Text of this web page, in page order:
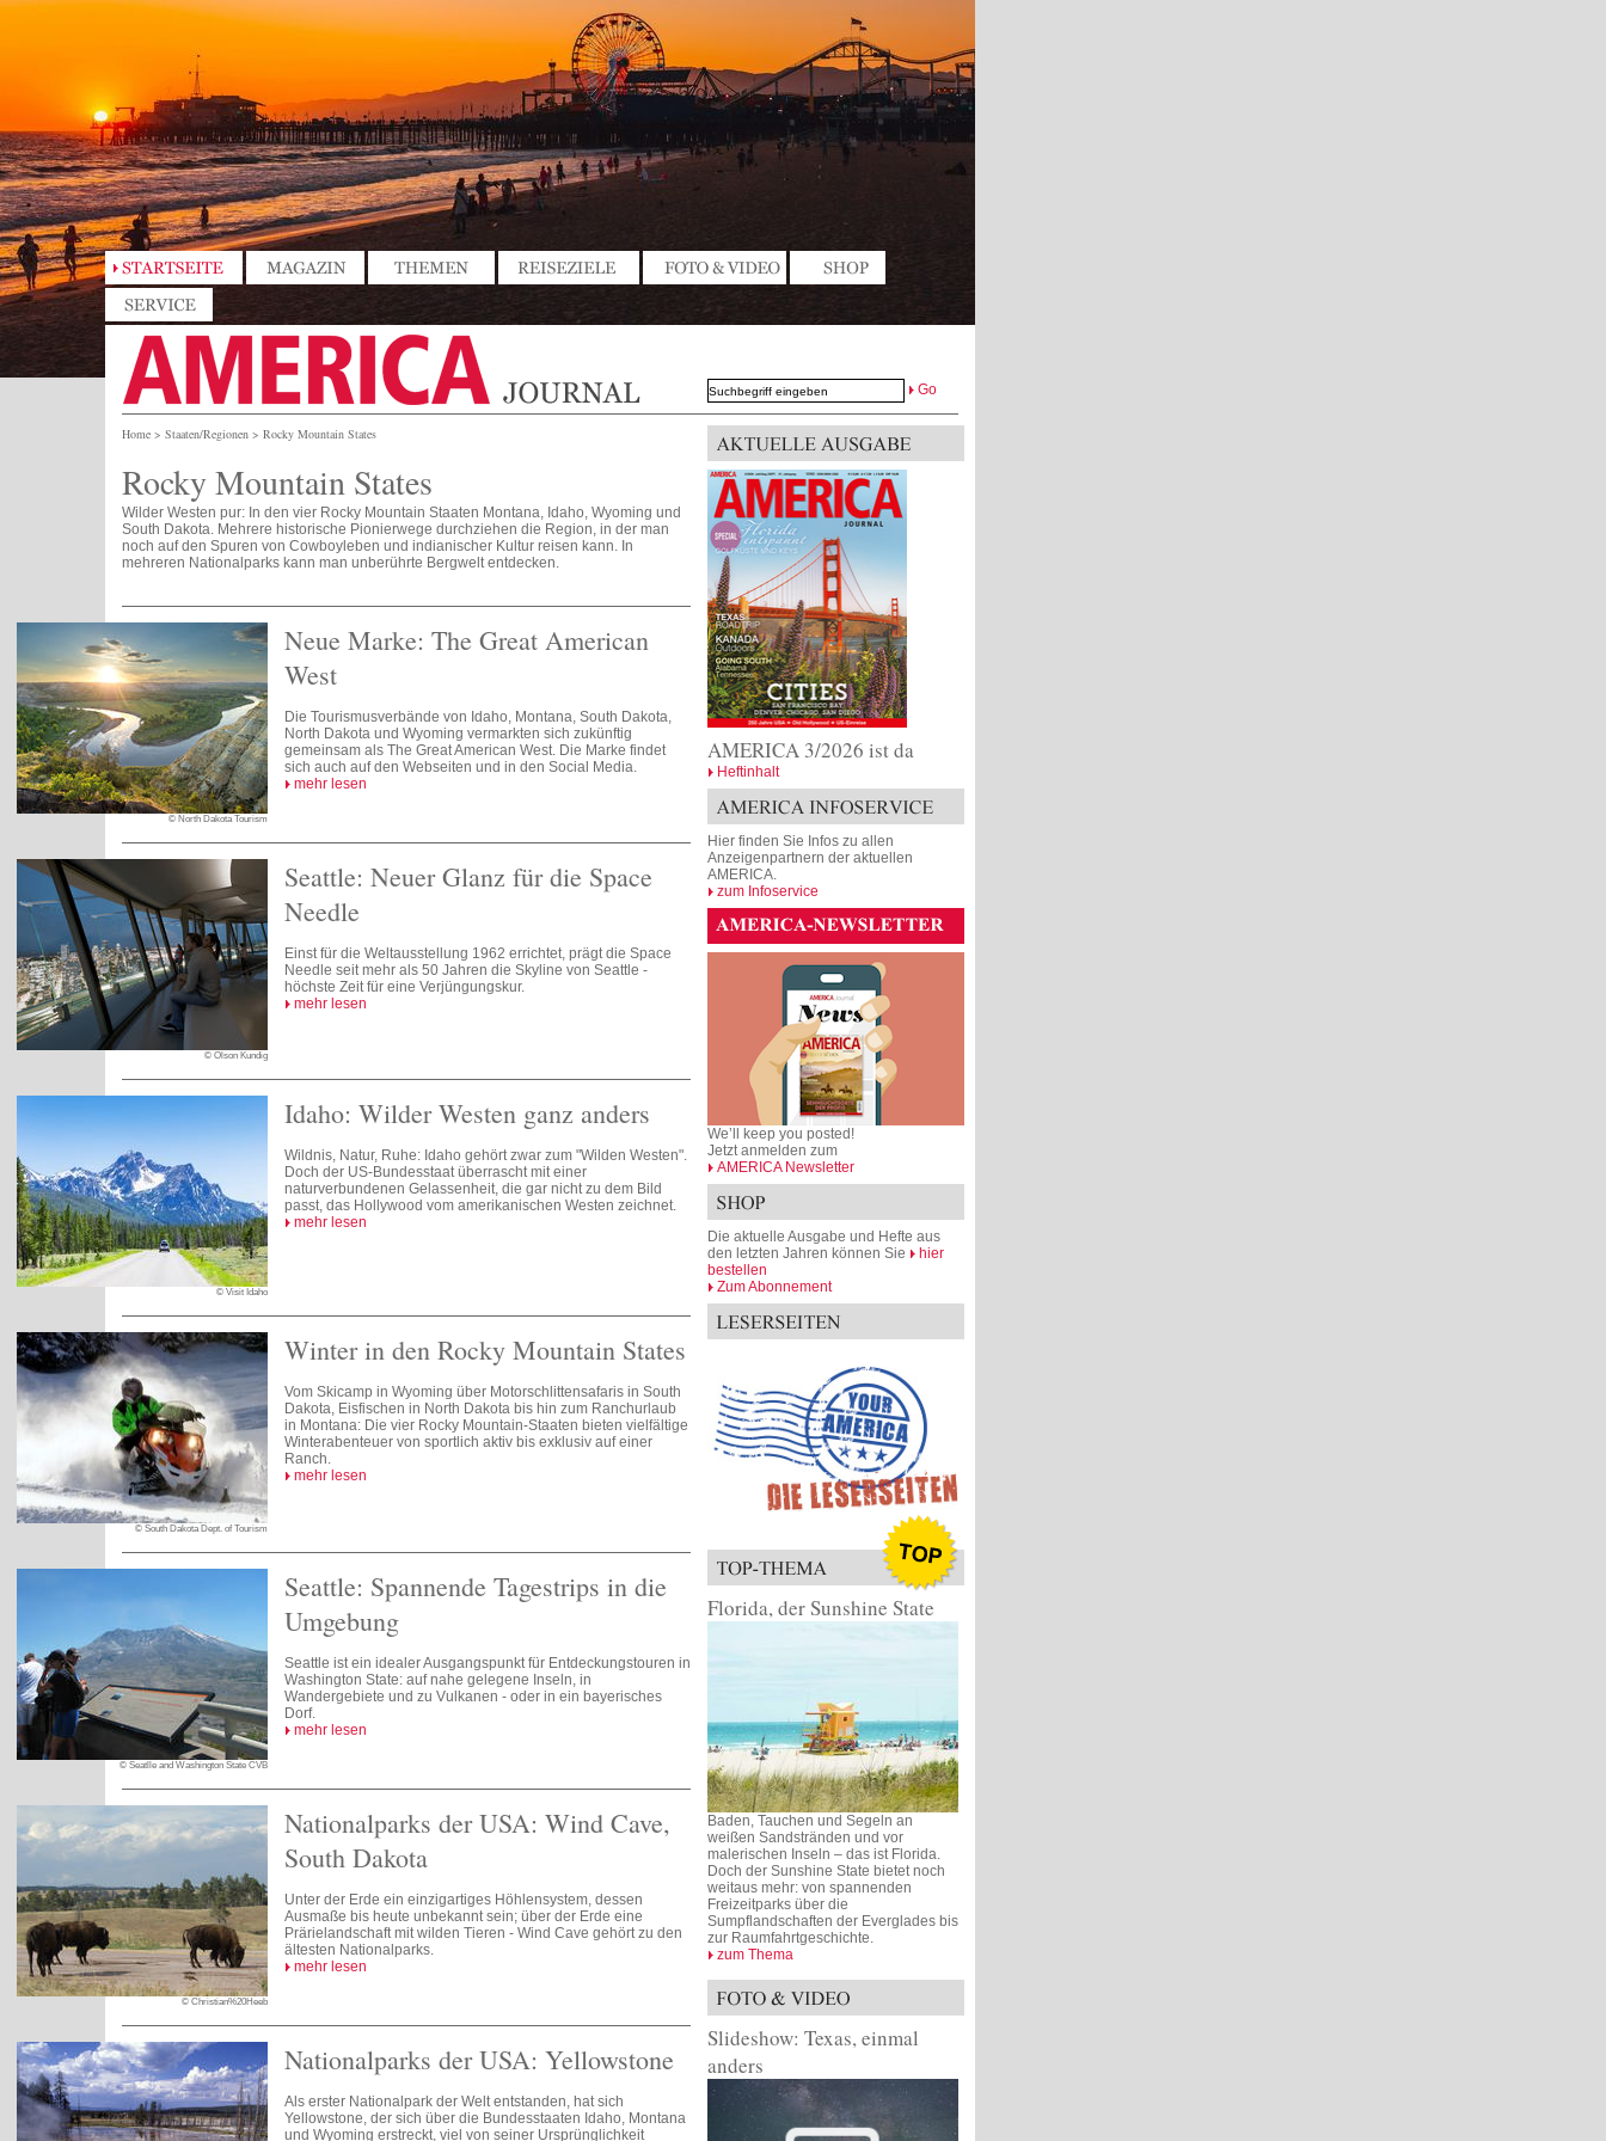
Go
Home > Staaten/Regionen > Rocky Mountain States
Rocky Mountain States
Wilder Westen pur: In den vier Rocky Mountain Staaten Montana, Idaho, Wyoming und
South Dakota. Mehrere historische Pionierwege durchziehen die Region, in der man
noch auf den Spuren von Cowboyleben und indianischer Kultur reisen kann. In
mehreren Nationalparks kann man unberührte Bergwelt entdecken.
© North Dakota Tourism
Neue Marke: The Great American
West
Die Tourismusverbände von Idaho, Montana, South Dakota,
North Dakota und Wyoming vermarkten sich zukünftig
gemeinsam als The Great American West. Die Marke findet
sich auch auf den Webseiten und in den Social Media.
mehr lesen
© Olson Kundig
Seattle: Neuer Glanz für die Space
Needle
Einst für die Weltausstellung 1962 errichtet, prägt die Space
Needle seit mehr als 50 Jahren die Skyline von Seattle -
höchste Zeit für eine Verjüngungskur.
mehr lesen
© Visit Idaho
Idaho: Wilder Westen ganz anders
Wildnis, Natur, Ruhe: Idaho gehört zwar zum "Wilden Westen".
Doch der US-Bundesstaat überrascht mit einer
naturverbundenen Gelassenheit, die gar nicht zu dem Bild
passt, das Hollywood vom amerikanischen Westen zeichnet.
mehr lesen
© South Dakota Dept. of Tourism
Winter in den Rocky Mountain States
Vom Skicamp in Wyoming über Motorschlittensafaris in South
Dakota, Eisfischen in North Dakota bis hin zum Ranchurlaub
in Montana: Die vier Rocky Mountain-Staaten bieten vielfältige
Winterabenteuer von sportlich aktiv bis exklusiv auf einer
Ranch.
mehr lesen
© Seatlle and Washington State CVB
Seattle: Spannende Tagestrips in die
Umgebung
Seattle ist ein idealer Ausgangspunkt für Entdeckungstouren in
Washington State: auf nahe gelegene Inseln, in
Wandergebiete und zu Vulkanen - oder in ein bayerisches
Dorf.
mehr lesen
© Christian%20Heeb
Nationalparks der USA: Wind Cave,
South Dakota
Unter der Erde ein einzigartiges Höhlensystem, dessen
Ausmaße bis heute unbekannt sein; über der Erde eine
Prärielandschaft mit wilden Tieren - Wind Cave gehört zu den
ältesten Nationalparks.
mehr lesen
Nationalparks der USA: Yellowstone
Als erster Nationalpark der Welt entstanden, hat sich
Yellowstone, der sich über die Bundesstaaten Idaho, Montana
und Wyoming erstreckt, viel von seiner Ursprünglichkeit
AMERICA 3/2026 ist da
Heftinhalt
Hier finden Sie Infos zu allen
Anzeigenpartnern der aktuellen
AMERICA.
zum Infoservice
We’ll keep you posted!
Jetzt anmelden zum
AMERICA Newsletter
Die aktuelle Ausgabe und Hefte aus
den letzten Jahren können Sie
hier
bestellen
Zum Abonnement
Florida, der Sunshine State
Baden, Tauchen und Segeln an
weißen Sandstränden und vor
malerischen Inseln – das ist Florida.
Doch der Sunshine State bietet noch
weitaus mehr: von spannenden
Freizeitparks über die
Sumpflandschaften der Everglades bis
zur Raumfahrtgeschichte.
zum Thema
Slideshow: Texas, einmal
anders